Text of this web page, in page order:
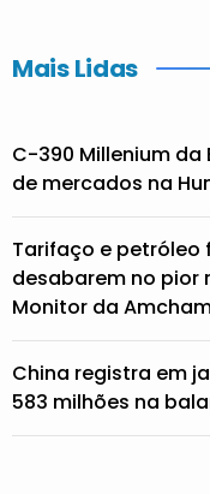
Mais Lidas
C-390 Millenium
de mercados na
Tarifaço e petróleo
desabarem no pior
Monitor da
China registra em
583 milhões na